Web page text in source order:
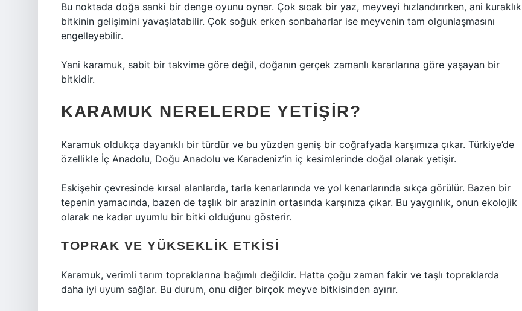
Bu noktada doğa sanki bir denge oyunu oynar. Çok sıcak bir yaz, meyveyi hızlandırırken, ani kuraklık
bitkinin gelişimini yavaşlatabilir. Çok soğuk erken sonbaharlar ise meyvenin tam olgunlaşmasını
engelleyebilir.
Yani karamuk, sabit bir takvime göre değil, doğanın gerçek zamanlı kararlarına göre yaşayan bir
bitkidir.
KARAMUK NERELERDE YETIŞIR?
Karamuk oldukça dayanıklı bir türdür ve bu yüzden geniş bir coğrafyada karşımıza çıkar. Türkiye’de
özellikle İç Anadolu, Doğu Anadolu ve Karadeniz’in iç kesimlerinde doğal olarak yetişir.
Eskişehir çevresinde kırsal alanlarda, tarla kenarlarında ve yol kenarlarında sıkça görülür. Bazen bir
tepenin yamacında, bazen de taşlık bir arazinin ortasında karşınıza çıkar. Bu yaygınlık, onun ekolojik
olarak ne kadar uyumlu bir bitki olduğunu gösterir.
TOPRAK VE YÜKSEKLIK ETKISI
Karamuk, verimli tarım topraklarına bağımlı değildir. Hatta çoğu zaman fakir ve taşlı topraklarda
daha iyi uyum sağlar. Bu durum, onu diğer birçok meyve bitkisinden ayırır.